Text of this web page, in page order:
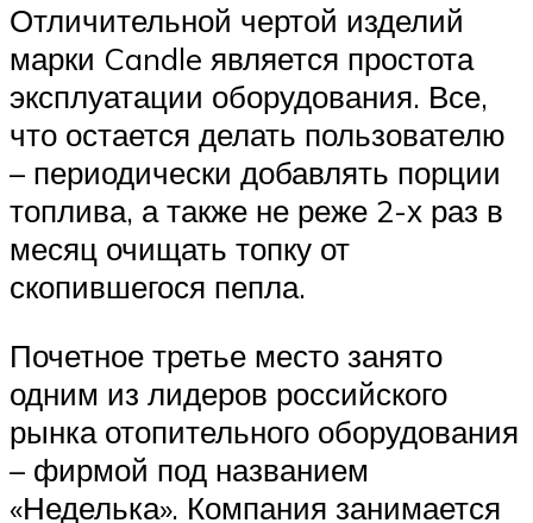
Отличительной чертой изделий
марки Candle является простота
эксплуатации оборудования. Все,
что остается делать пользователю
– периодически добавлять порции
топлива, а также не реже 2-х раз в
месяц очищать топку от
скопившегося пепла.
Почетное третье место занято
одним из лидеров российского
рынка отопительного оборудования
– фирмой под названием
«Неделька». Компания занимается